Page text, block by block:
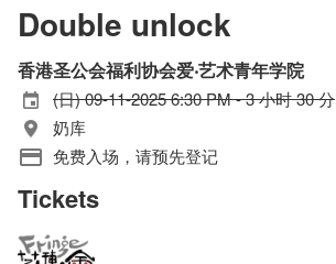
Double unlock
香港圣公会福利协会爱‧艺术青年学院
(日) 09-11-2025 6:30 PM - 3 小时 30 分
奶库
免费入场，请预先登记
Tickets